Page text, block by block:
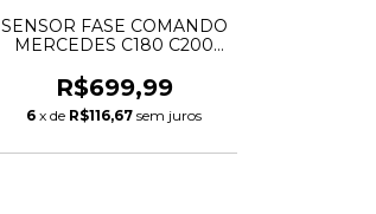
SENSOR FASE COMANDO
MERCEDES C180 C200
2710510177 A2710510177
R$699,99
6 x de R$116,67 sem juros